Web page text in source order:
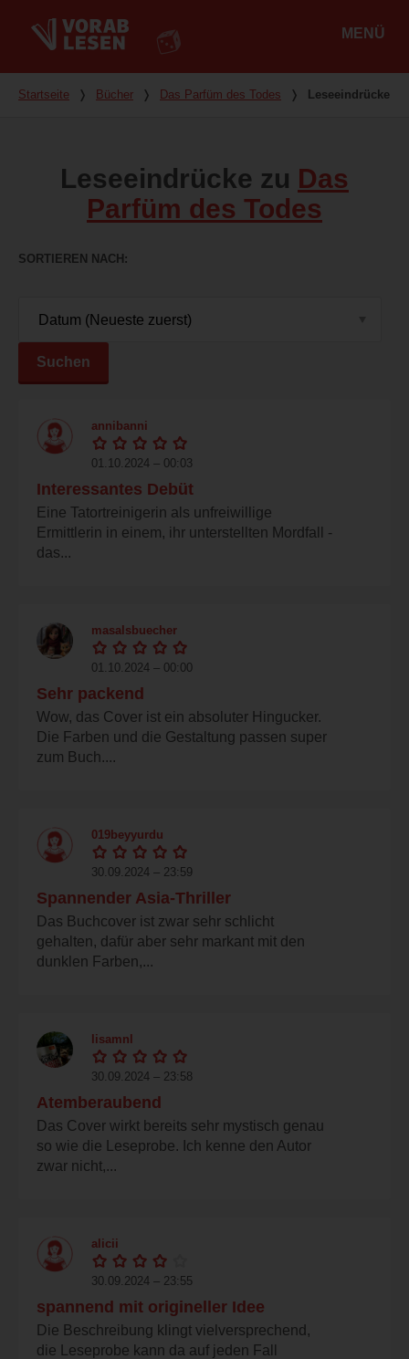
MENÜ
Du bist hier
Startseite ❭ Bücher ❭ Das Parfüm des Todes ❭ Leseeindrücke
Leseeindrücke zu Das
Parfüm des Todes
SORTIEREN NACH
Suchen
annibanni
01.10.2024 – 00:03
Interessantes Debüt
Eine Tatortreinigerin als unfreiwillige
Ermittlerin in einem, ihr unterstellten Mordfall -
das...
masalsbuecher
01.10.2024 – 00:00
Sehr packend
Wow, das Cover ist ein absoluter Hingucker.
Die Farben und die Gestaltung passen super
zum Buch....
019beyyurdu
30.09.2024 – 23:59
Spannender Asia-Thriller
Das Buchcover ist zwar sehr schlicht
gehalten, dafür aber sehr markant mit den
dunklen Farben,...
lisamnl
30.09.2024 – 23:58
Atemberaubend
Das Cover wirkt bereits sehr mystisch genau
so wie die Leseprobe. Ich kenne den Autor
zwar nicht,...
alicii
30.09.2024 – 23:55
spannend mit origineller Idee
Die Beschreibung klingt vielversprechend,
die Leseprobe kann da auf jeden Fall